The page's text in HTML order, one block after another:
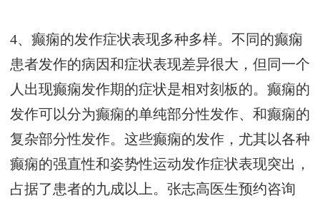
4、癫痫的发作症状表现多种多样。不同的癫痫
患者发作的病因和症状表现差异很大，但同一个
人出现癫痫发作期的症状是相对刻板的。癫痫的
发作可以分为癫痫的单纯部分性发作、和癫痫的
复杂部分性发作。这些癫痫的发作，尤其以各种
癫痫的强直性和姿势性运动发作症状表现突出，
占据了患者的九成以上。 张志高医生预约咨询